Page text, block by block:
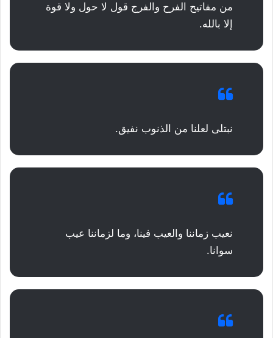
من مفاتيح الفرح والفرج قول لا حول ولا قوة
إلا بالله.
نبتلى لعلنا من الذنوب نفيق.
نعيب زماننا والعيب فينا، وما لزماننا عيب
سوانا.